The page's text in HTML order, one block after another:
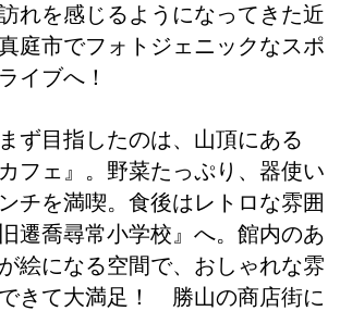
れを感じるようになってきた近
庭市でフォトジェニックなスポ
イブへ！
ず目指したのは、山頂にある
フェ』。野菜たっぷり、器使い
チを満喫。食後はレトロな雰囲
遷喬尋常小学校』へ。館内のあ
絵になる空間で、おしゃれな雰
きて大満足！ 勝山の商店街に